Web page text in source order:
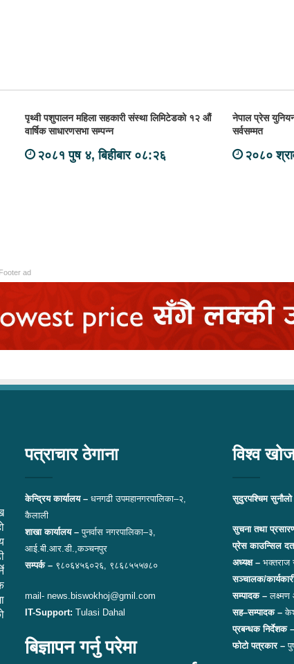
पृथ्वी पशुपालन महिला सहकारी संस्था लिमिटेडको १२ औं
वार्षिक साधारणसभा सम्पन्न
२०८१ पुष ४, बिहीबार ०८:२६
नेपाल प्रेस
सर्वसम्मत
२०८०
Footer ad
पत्राचार ठेगाना
केन्द्रिय कार्यालय – धनगढी उपमहानगरपालिका–२,
कैलाली
शाखा कार्यालय –पुनर्वास नगरपालिका–३,
आई.बी.आर.डी.,कञ्चनपुर
सम्पर्क – ९८०६४५६०२६, ९८६८५५५७८०
mail- news.biswokhoj@gmil.com
IT-Support: Tulasi Dahal
बिज्ञापन गर्नु परेमा
विश्व
सुदुरपश्चिम सुनौलो
सुचना तथा प्रसारण
प्रेस काउन्सिल
अध्यक्ष – भक्तराज
सञ्चालक/
सम्पादक –
सह–सम्पादक –
प्रबन्धक निर्देशक –
फोटो पत्रकार –